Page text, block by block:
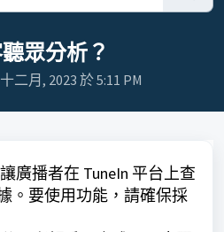
眾分析？
二月, 2023 於 5:11 PM
廣播者在 TuneIn 平台上查
。要使用功能，請確保採